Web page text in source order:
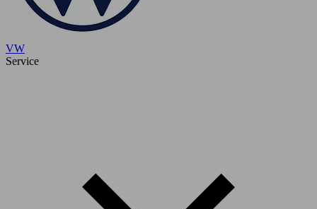
VW
Service